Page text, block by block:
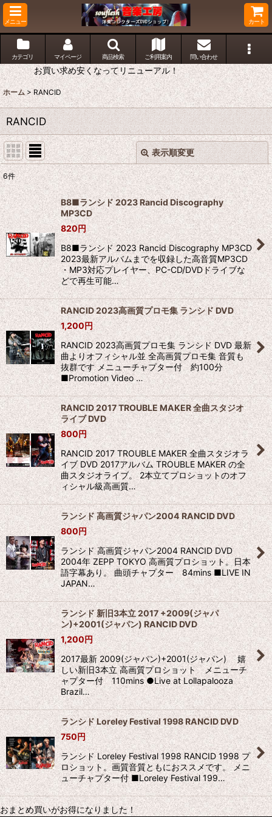
メニュー カート
カテゴリ マイページ 商品検索 ご利用案内 問い合わせ
お買い求め安くなってリニューアル！
ホーム > RANCID
RANCID
表示順変更
表示数:
並び順:
絞り込む
閉じる
6件
B8■ランシド 2023 Rancid Discography
MP3CD
820円
B8■ランシド 2023 Rancid Discography MP3CD
2023最新アルバムまでを収録した高音質MP3CD
・MP3対応プレイヤー、PC-CD/DVDドライブな
どで再生可能…
RANCID 2023高画質プロモ集 ランシド DVD
1,200円
RANCID 2023高画質プロモ集 ランシド DVD 最新
曲よりオフィシャル並 全高画質プロモ集 音質も
抜群です メニューチャプター付 約100分
■Promotion Video …
RANCID 2017 TROUBLE MAKER 全曲スタジオ
ライブ DVD
800円
RANCID 2017 TROUBLE MAKER 全曲スタジオラ
イブ DVD 2017アルバム TROUBLE MAKER の全
曲スタジオライブ。 2本立てプロショットのオフ
ィシャル級高画質…
ランシド 高画質ジャパン2004 RANCID DVD
800円
ランシド 高画質ジャパン2004 RANCID DVD
2004年 ZEPP TOKYO 高画質プロショット。日本
語字幕あり。 曲頭チャプター 84mins ■LIVE IN
JAPAN…
ランシド 新旧3本立 2017 +2009(ジャパ
ン)+2001(ジャパン) RANCID DVD
1,200円
2017最新 2009(ジャパン)+2001(ジャパン) 嬉
しい新旧3本立 高画質プロショット メニューチ
ャプター付 110mins ●Live at Lollapalooza
Brazil…
ランシド Loreley Festival 1998 RANCID DVD
750円
ランシド Loreley Festival 1998 RANCID 1998 プ
ロショット。画質音質ともにおススメです。 メニ
ューチャプター付 ■Loreley Festival 199…
おまとめ買いがお得になりました！